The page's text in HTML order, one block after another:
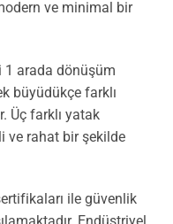
ve minimal bir
1 arada dönüşüm
büyüdükçe farklı
Üç farklı yatak
ve rahat bir şekilde
ile güvenlik